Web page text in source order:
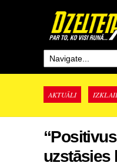
AKTUĀLI
uzstāsies